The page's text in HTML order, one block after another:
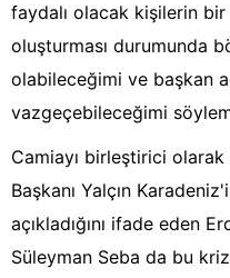
faydalı olacak kişilerin
oluşturması durumunda
olabileceğimi ve başkan
vazgeçebileceğimi
Camiayı birleştirici
Başkanı Yalçın
açıkladığını ifade eden
Süleyman Seba da bu